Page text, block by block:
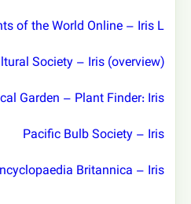
of the World Online – Iris L.
Society – Iris (overview)
Garden – Plant Finder: Iris
Pacific Bulb Society – Iris
Britannica – Iris